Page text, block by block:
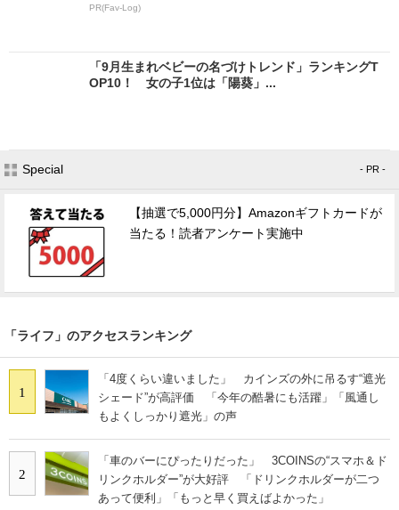
PR(Fav-Log)
「9月生まれベビーの名づけトレンド」ランキングT
OP10！ 女の子1位は「陽葵」...
Special - PR -
【抽選で5,000円分】Amazonギフトカードが
当たる！読者アンケート実施中
「ライフ」のアクセスランキング
1
「4度くらい違いました」 カインズの外に吊るす“遮光
シェード”が高評価 「今年の酷暑にも活躍」「風通し
もよくしっかり遮光」の声
2
「車のバーにぴったりだった」 3COINSの“スマホ＆ド
リンクホルダー”が大好評 「ドリンクホルダーが二つ
あって便利」「もっと早く買えばよかった」